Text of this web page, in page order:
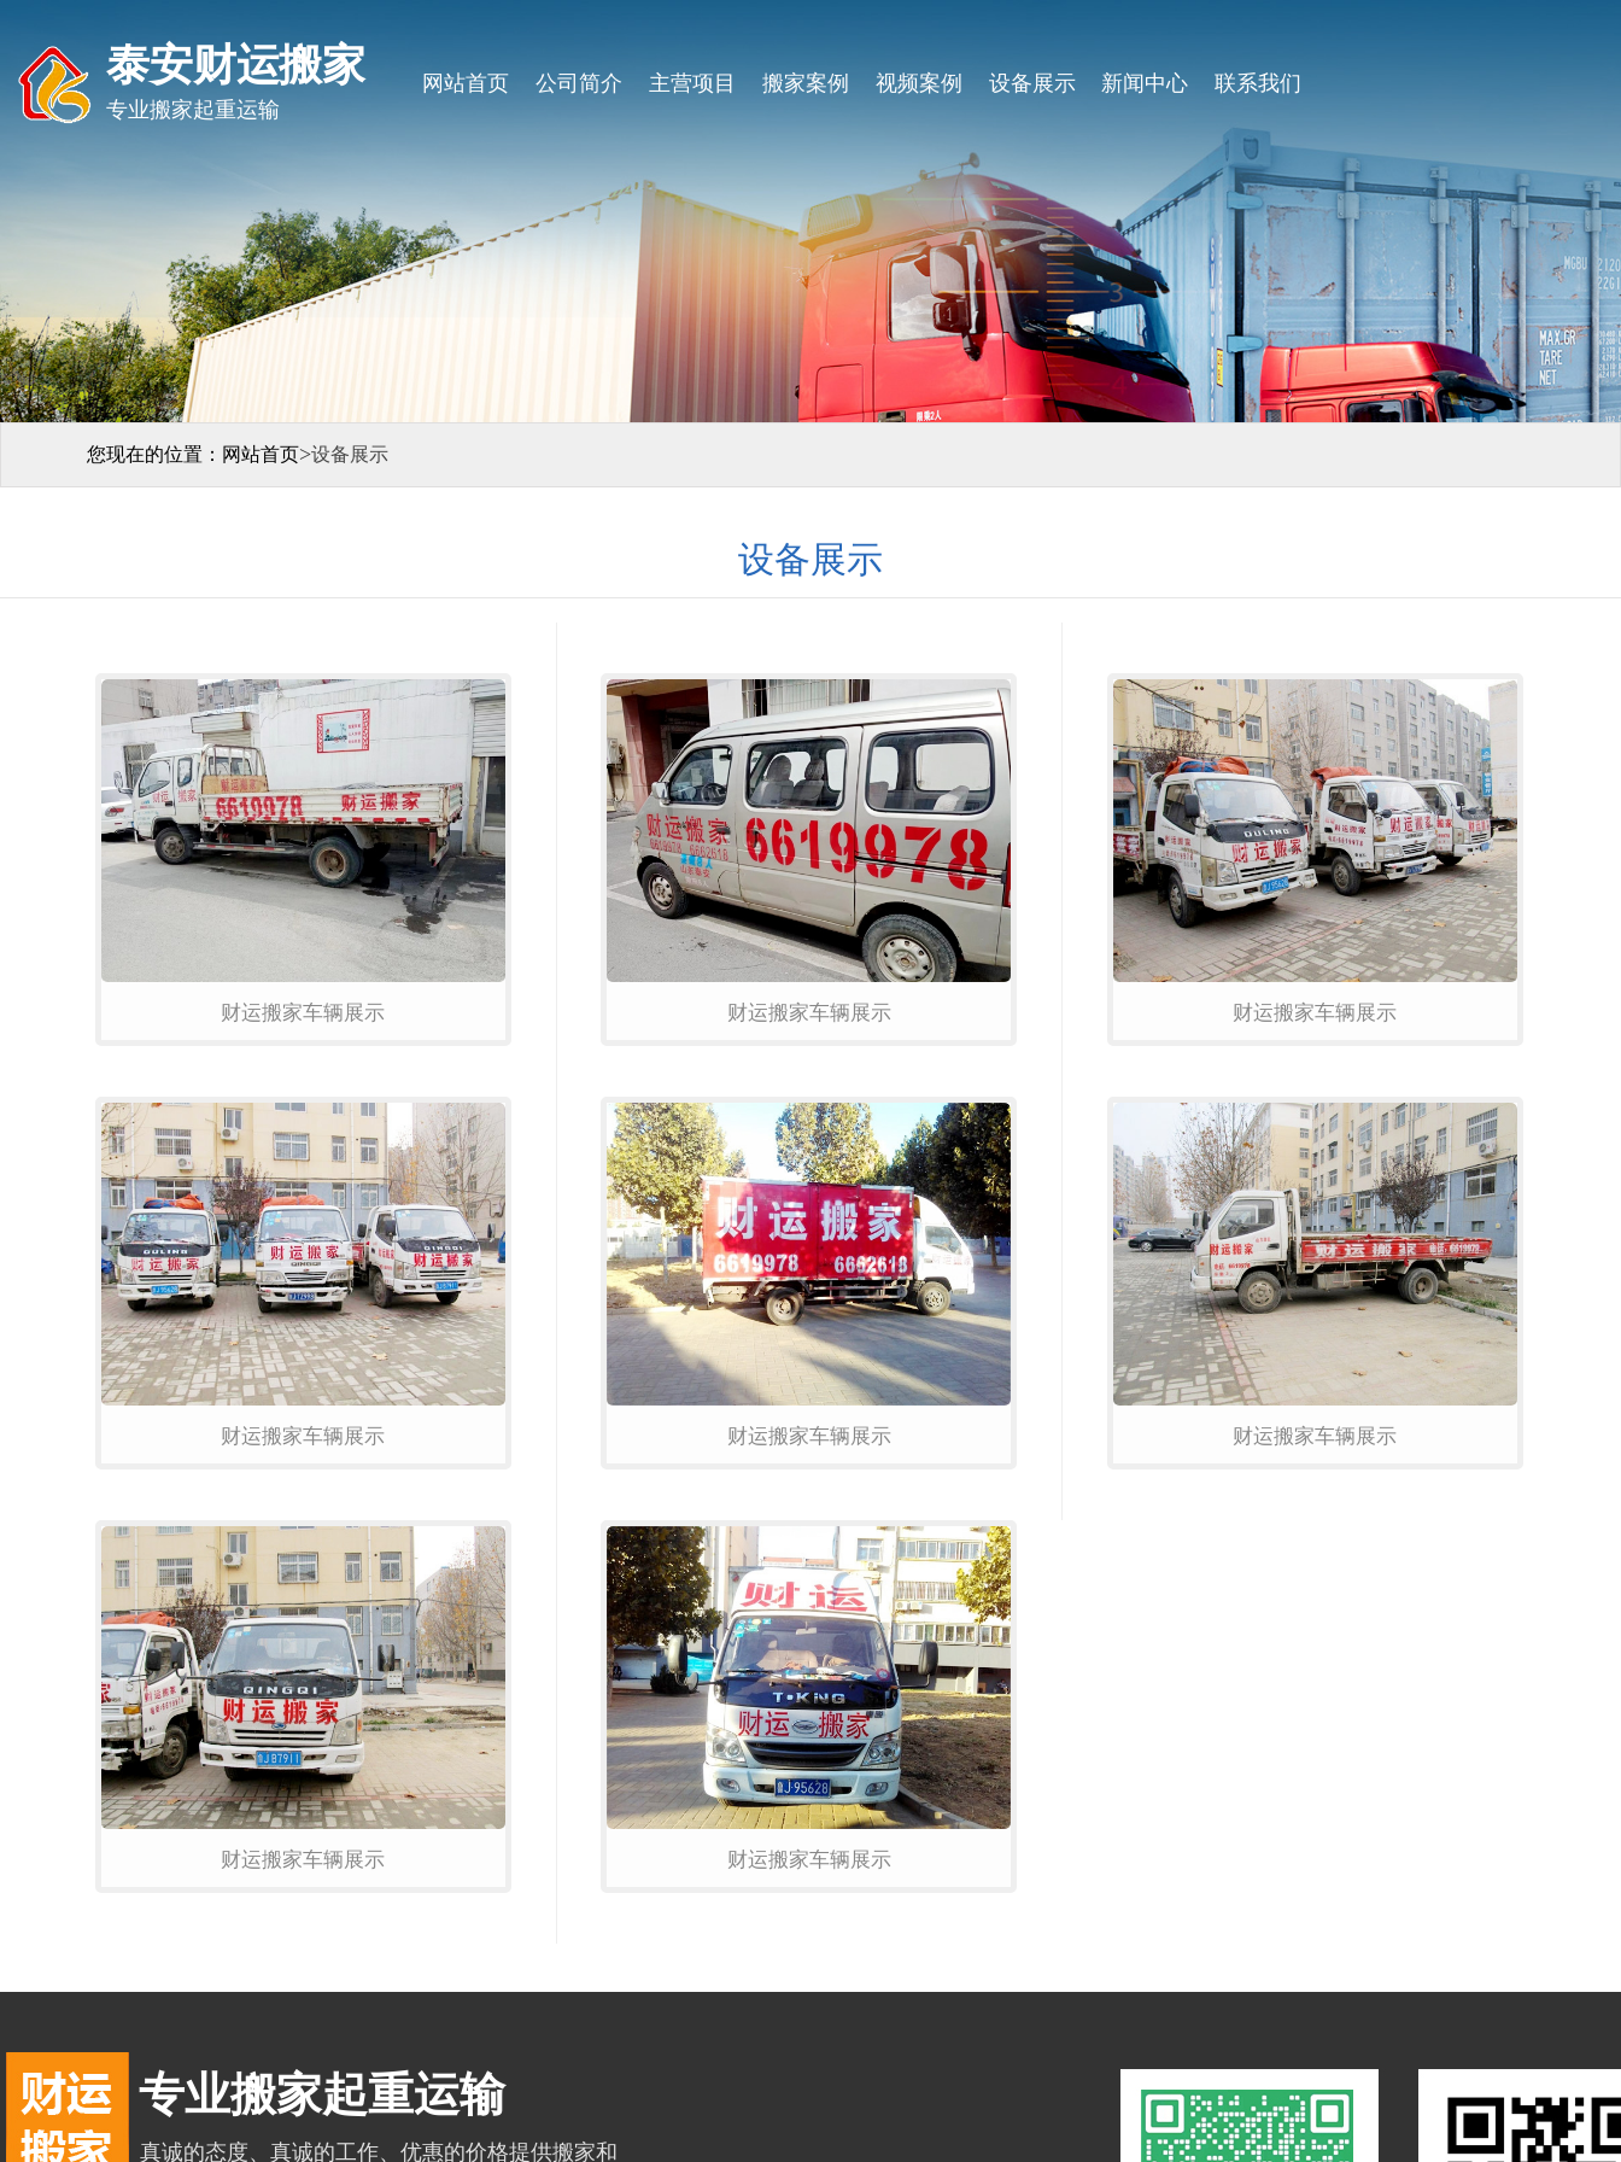
泰安财运搬家
专业搬家起重运输
网站首页 公司简介 主营项目 搬家案例 视频案例 设备展示 新闻中心 联系我们
您现在的位置： 网站首页>设备展示
设备展示
财运搬家车辆展示
财运搬家车辆展示
财运搬家车辆展示
财运搬家车辆展示
财运搬家车辆展示
财运搬家车辆展示
财运搬家车辆展示
财运搬家车辆展示
专业搬家起重运输
真诚的态度、真诚的工作、优惠的价格提供搬家和